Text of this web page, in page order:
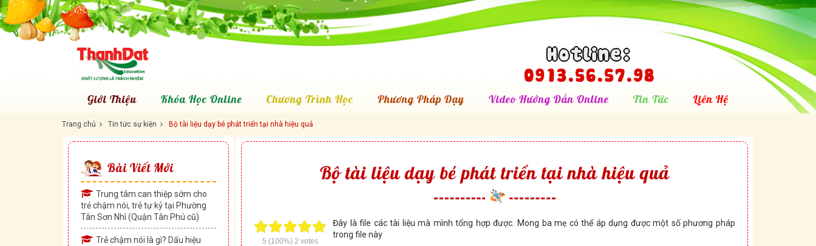
Hotline:
0913.56.57.98
Giới Thiệu Khóa Học Online Chương Trình Học Phương Pháp Dạy Video Hướng Dẫn Online Tin Tức Liên Hệ
Trang chủ Tin tức sự kiện Bộ tài liệu dạy bé phát triển tại nhà hiệu quả
Bài Viết Mới
Trung tâm can thiệp sớm cho
trẻ chậm nói, trẻ tự kỷ tại Phường
Tân Sơn Nhì (Quận Tân Phú cũ)
Trẻ chậm nói là gì? Dấu hiệu
Bộ tài liệu dạy bé phát triển tại nhà hiệu quả
5 (100%) 2 votes
Đây là file các tài liệu mà mình tổng hợp được. Mong ba mẹ có thể áp dụng được một số phương pháp
trong file này